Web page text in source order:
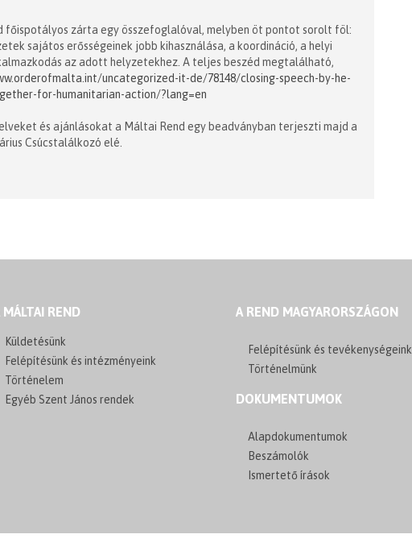
főispotályos zárta egy összefoglalóval, melyben öt pontot sorolt föl:
sajátos erősségeinek jobb kihasználása, a koordináció, a helyi
az adott helyzetekhez. A teljes beszéd megtalálható,
uncategorized-it-de/78148/closing-speech-by-he-
for-humanitarian-action/?lang=en
és ajánlásokat a Máltai Rend egy beadványban terjeszti majd a
Csúcstalálkozó elé.
MÁLTAI REND
Küldetésünk
Felépítésünk és intézményeink
Történelem
Egyéb Szent János rendek
A REND MAGYARORSZÁGON
Felépítésünk és tevékenységeink
Történelmünk
DOKUMENTUMOK
Alapdokumentumok
Beszámolók
Ismertető írások